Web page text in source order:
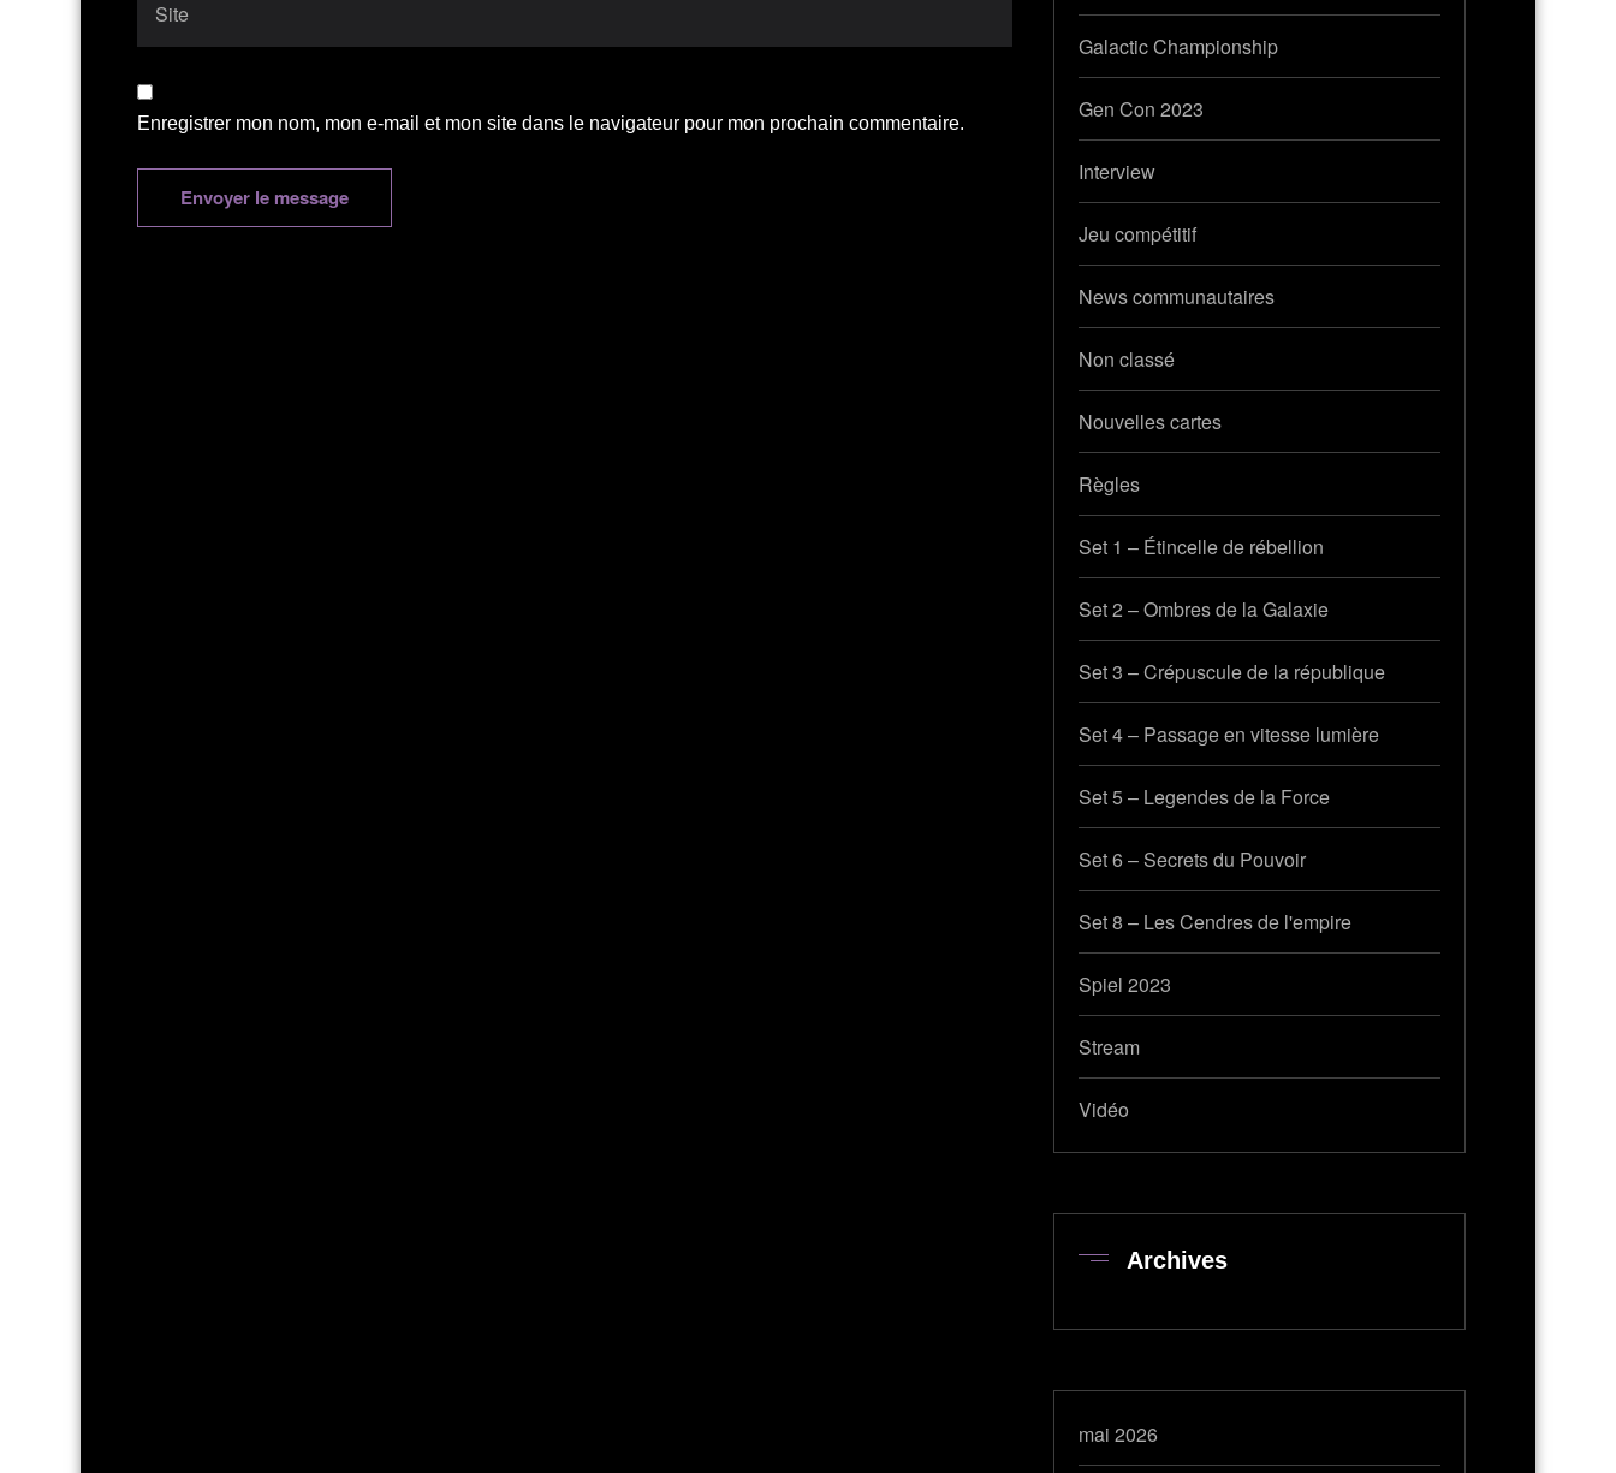
Enregistrer mon nom, mon e-mail et mon site dans le navigateur pour mon prochain commentaire.
Galactic Championship
Gen Con 2023
Interview
Jeu compétitif
News communautaires
Non classé
Nouvelles cartes
Règles
Set 1 – Étincelle de rébellion
Set 2 – Ombres de la Galaxie
Set 3 – Crépuscule de la république
Set 4 – Passage en vitesse lumière
Set 5 – Legendes de la Force
Set 6 – Secrets du Pouvoir
Set 8 – Les Cendres de l'empire
Spiel 2023
Stream
Vidéo
Archives
mai 2026